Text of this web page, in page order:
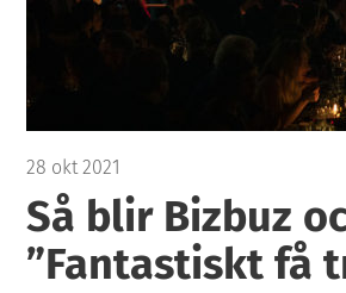
28 okt 2021
Så blir Bizbuz
”Fantastiskt få